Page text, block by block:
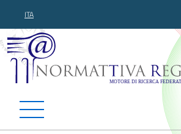
ITA
Normattiva